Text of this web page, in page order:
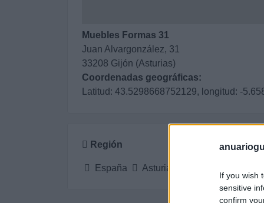
If you wish
sensitive
confirm
Muebles Formas 31
Juan Alvargonzález, 31
33208 Gijón (Asturias)
Coordenadas geográficas:
Latitud: 43.5298668752129, longitud: -
Región
España Asturias